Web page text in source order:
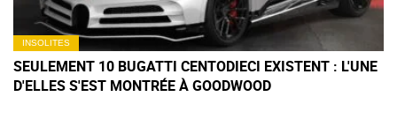
INSOLITES
SEULEMENT 10 BUGATTI CENTODIECI EXISTENT : L'UNE
D'ELLES S'EST MONTRÉE À GOODWOOD